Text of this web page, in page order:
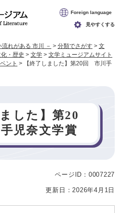
Foreign language
見やすくする
れがある 市川 － > 分類でさがす > 文
・歴史 > 文学 > 文学ミュージアムサイト
ント >
【終了しました】第20回 市川手
した】第20
児奈文学賞
ページID：0007227
更新日：2026年4月1日